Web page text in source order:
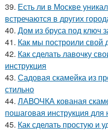
39. Есть ли в Москве
встречаются в других
40. Дом из бруса под ключ
41. Как мы построили
42. Как сделать лавочку
инструкция
43. Садовая скамейка из
стильно
44. ЛАВОЧКА кованая
пошаговая инструкция
45. Как сделать простую и